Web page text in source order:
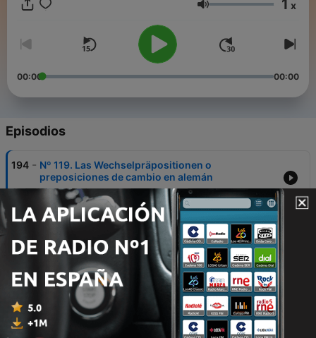
Si buscas un podcast para aprender alemán desde cero o
deja tu reseña para no perderte ningún episodio!
Volumen 1 x
00:00 00:00
Episodios
194 - Nº 119. Las Wechselpräpositionen o
preposiciones de cambio en alemán
08 jul. 2026
193 - Nº 118. Präteritum en alemán: los verbos
12 mayo 2026
192 -
N° 117. Las estructuras de las oraciones
alemanas. Las oraciones subordinadas.
17 feb. 2026
191 - Nº 116. Los verbos separables en el imperativo